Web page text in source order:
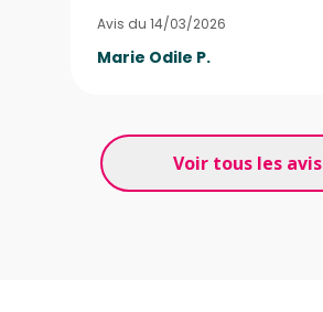
Avis du 14/03/2026
Marie Odile P.
Voir tous les avis